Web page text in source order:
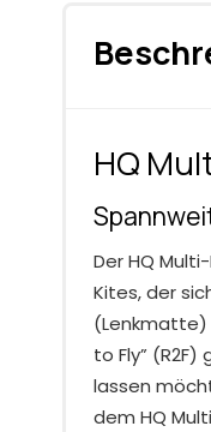
HQ
Der HQ
Kites, der
(Lenkmatte)
to Fly”
lassen
dem HQ